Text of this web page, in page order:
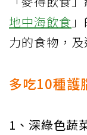
地中海飲食
力的食物，
多吃10種護
1、深綠色蔬